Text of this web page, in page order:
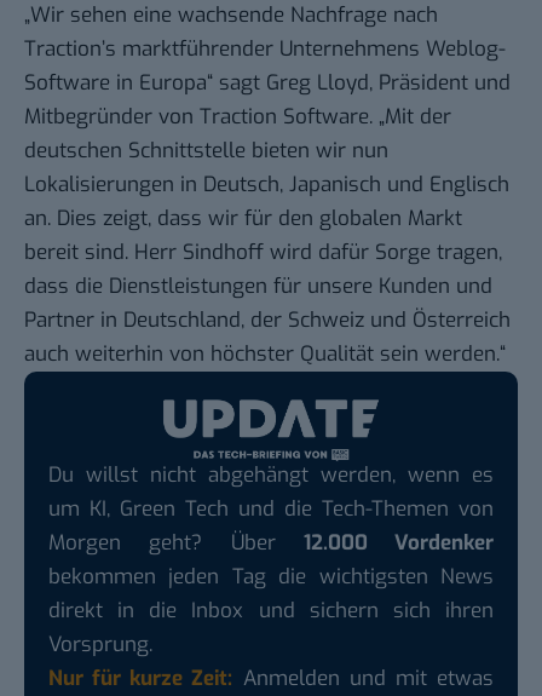
„Wir sehen eine wachsende Nachfrage nach
Traction’s marktführender Unternehmens Weblog-
Software in Europa“ sagt Greg Lloyd, Präsident und
Mitbegründer von Traction Software. „Mit der
deutschen Schnittstelle bieten wir nun
Lokalisierungen in Deutsch, Japanisch und Englisch
an. Dies zeigt, dass wir für den globalen Markt
bereit sind. Herr Sindhoff wird dafür Sorge tragen,
dass die Dienstleistungen für unsere Kunden und
Partner in Deutschland, der Schweiz und Österreich
auch weiterhin von höchster Qualität sein werden.“
Du willst nicht abgehängt werden, wenn es
um KI, Green Tech und die Tech-Themen von
Morgen geht? Über 12.000 Vordenker
bekommen jeden Tag die wichtigsten News
direkt in die Inbox und sichern sich ihren
Vorsprung.
Nur für kurze Zeit: Anmelden und mit etwas